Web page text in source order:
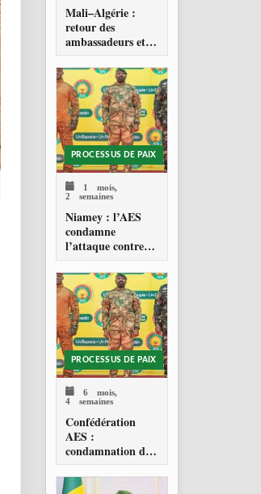
Mali–Algérie :
retour des
ambassadeurs et
réouverture des
espaces aériens
PROCESSUS DE PAIX
1 mois,
2 semaines
Niamey : l’AES
condamne
l’attaque contre
l’aéroport Diori
Hamani
PROCESSUS DE PAIX
6 mois,
4 semaines
Confédération
AES :
condamnation de
l’action militaire
américaine au